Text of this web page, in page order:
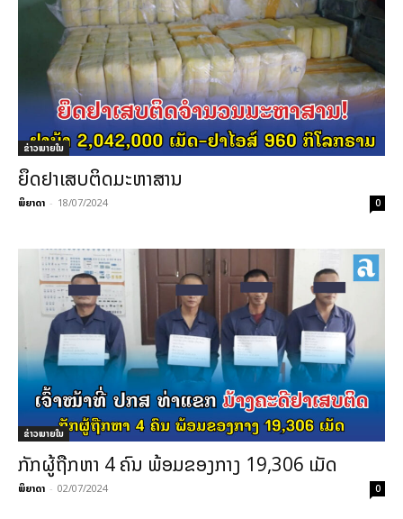
ຂ່າວພາຍ​ໃນ
ຍຶດຢາເສບຕິດມະຫາສານ
ພິຍາດາ - 18/07/2024 0
ຂ່າວພາຍ​ໃນ
ກັກຜູ້ຖືກຫາ 4 ຄົນ ພ້ອມຂອງກາງ 19,306 ເມັດ
ພິຍາດາ - 02/07/2024 0